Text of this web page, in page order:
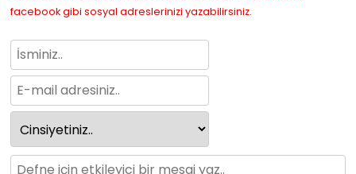
facebook gibi sosyal adreslerinizi yazabilirsiniz.